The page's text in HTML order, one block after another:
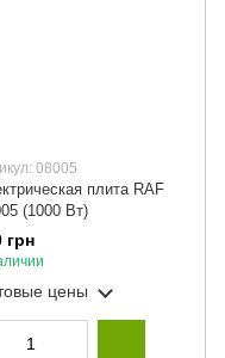
08005
плита RAF
(1000 Вт)
грн
цены